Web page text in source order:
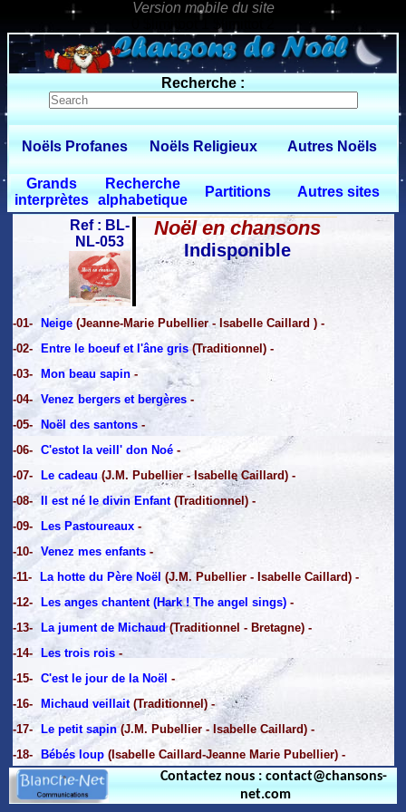
0 $limitbot 1 $limittot 2
Recherche :
Noëls Profanes Noëls Religieux Autres Noëls
Grands
interprètes
Recherche
alphabetique
Partitions Autres sites
Ref : BL-
NL-053
Noël en chansons
Indisponible
-01- Neige(Jeanne-Marie Pubellier - Isabelle Caillard ) -
-02-
Entre le boeuf et l'âne gris(Traditionnel) -
-03-
Mon beau sapin-
-04-
Venez bergers et bergères-
-05-
Noël des santons-
-06-
C'estot la veill' don Noé -
-07-
Le cadeau (J.M. Pubellier - Isabelle Caillard) -
-08-
Il est né le divin Enfant(Traditionnel) -
-09-
Les Pastoureaux-
-10-
Venez mes enfants -
-11-
La hotte du Père Noël (J.M. Pubellier - Isabelle Caillard) -
-12-
Les anges chantent (Hark ! The angel sings)-
-13-
La jument de Michaud(Traditionnel - Bretagne) -
-14-
Les trois rois-
-15-
C'est le jour de la Noël -
-16-
Michaud veillait(Traditionnel) -
-17-
Le petit sapin(J.M. Pubellier - Isabelle Caillard) -
-18-
Bébés loup(Isabelle Caillard-Jeanne Marie Pubellier) -
Contactez nous : contact@chansons-
net.com